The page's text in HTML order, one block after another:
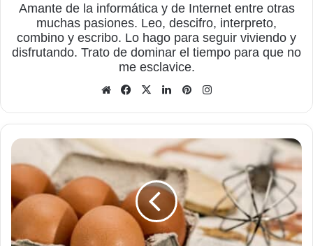
Amante de la informática y de Internet entre otras
muchas pasiones. Leo, descifro, interpreto,
combino y escribo. Lo hago para seguir viviendo y
disfrutando. Trato de dominar el tiempo para que no
me esclavice.
Sitio
Facebook
X LinkedInPinterest
Tesis
doctoral
sobre
la
palabra
"cojones"